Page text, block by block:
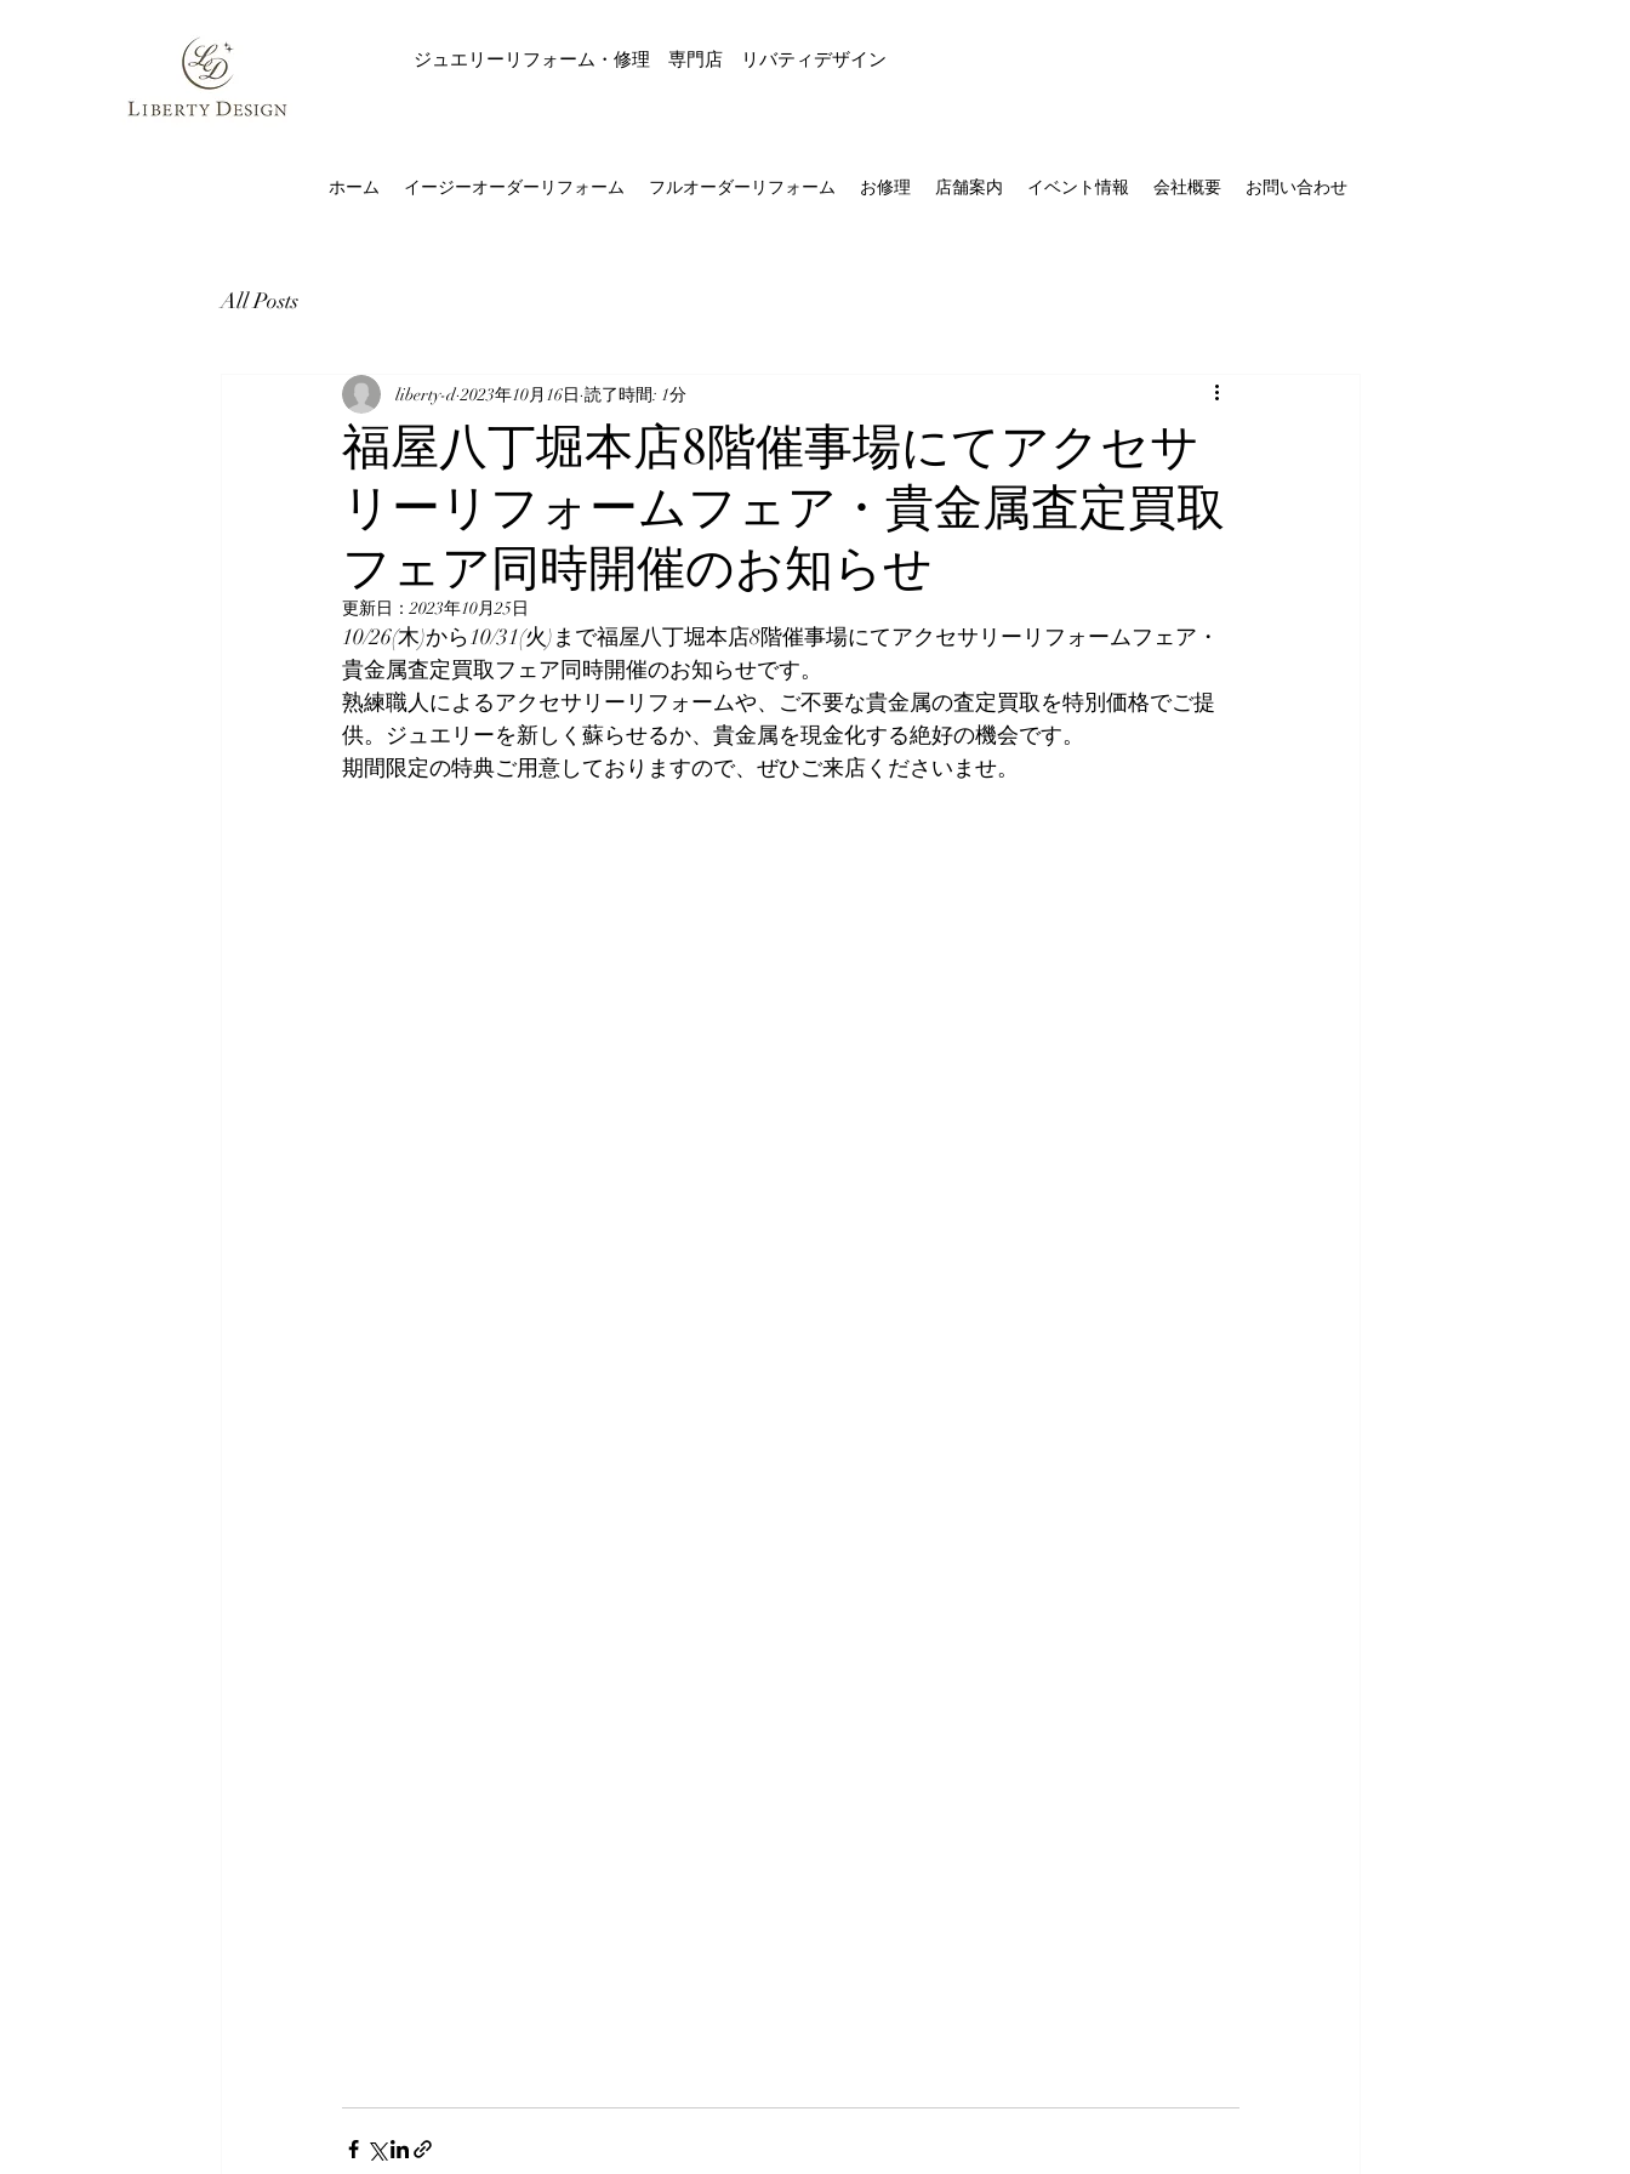
ジュエリーリフォーム・修理 専門店 リバティデザイン
ホーム イージーオーダーリフォーム フルオーダーリフォーム お修理 店舗案内 イベント情報 会社概要 お問い合わせ
All Posts
福屋八丁堀本店8階催事場にてアクセサ
リーリフォームフェア・貴金属査定買取
フェア同時開催のお知らせ
liberty-d 2023年10月16日 読了時間: 1分
更新日：2023年10月25日
10/26(木)から10/31(火)まで福屋八丁堀本店8階催事場にてアクセサリーリフォームフェア・
貴金属査定買取フェア同時開催のお知らせです。
熟練職人によるアクセサリーリフォームや、ご不要な貴金属の査定買取を特別価格でご提
供。ジュエリーを新しく蘇らせるか、貴金属を現金化する絶好の機会です。
期間限定の特典ご用意しておりますので、ぜひご来店くださいませ。